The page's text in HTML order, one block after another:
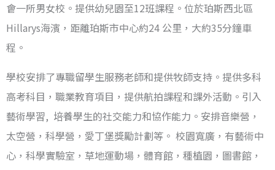
會一所男女校。提供幼兒園至12班課程。位於珀斯西北區
Hillarys海濱，距離珀斯市中心約24 公里，大約35分鐘車
程。
學校安排了專職留學生服務老師和提供牧師支持。提供多科
高考科目，職業教育項目，提供航拍課程和課外活動。引入
藝術學習, 培養學生的社交能力和協作能力。安排音樂營，
太空營，科學營，愛丁堡獎勵計劃等。 校園寬廣，有藝術中
心，科學實驗室，草地運動場，體育館，種植園，圖書館，